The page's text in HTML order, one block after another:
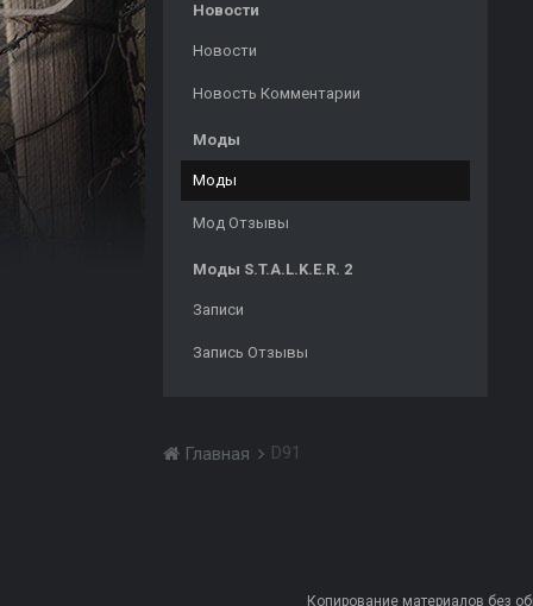
Новости
Новости
Новость Комментарии
Моды
Моды
Мод Отзывы
Моды S.T.A.L.K.E.R. 2
Записи
Запись Отзывы
Главная D91
Копирование материалов без